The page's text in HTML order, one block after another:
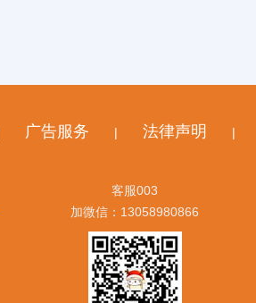
广告服务 | 法律声明 |
客服003
加微信：13058980866